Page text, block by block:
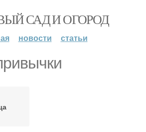
САД И ОГОРОД
новости статьи